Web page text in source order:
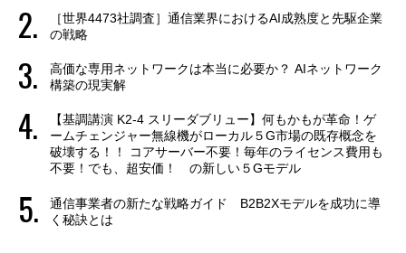
［世界4473社調査］通信業界におけるAI成熟度と先駆企業
の戦略
高価な専用ネットワークは本当に必要か？ AIネットワーク
構築の現実解
【基調講演 K2-4 スリーダブリュー】何もかもが革命！ゲ
ームチェンジャー無線機がローカル５G市場の既存概念を
破壊する！！ コアサーバー不要！毎年のライセンス費用も
不要！でも、超安価！ の新しい５Gモデル
通信事業者の新たな戦略ガイド B2B2Xモデルを成功に導
く秘訣とは